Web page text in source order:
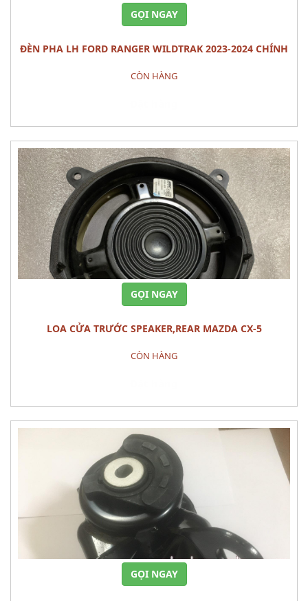
GỌI NGAY
ĐÈN PHA LH FORD RANGER WILDTRAK 2023-2024 CHÍNH
CÒN HÀNG
GỌI NGAY
LOA CỬA TRƯỚC SPEAKER,REAR MAZDA CX-5
CÒN HÀNG
GỌI NGAY